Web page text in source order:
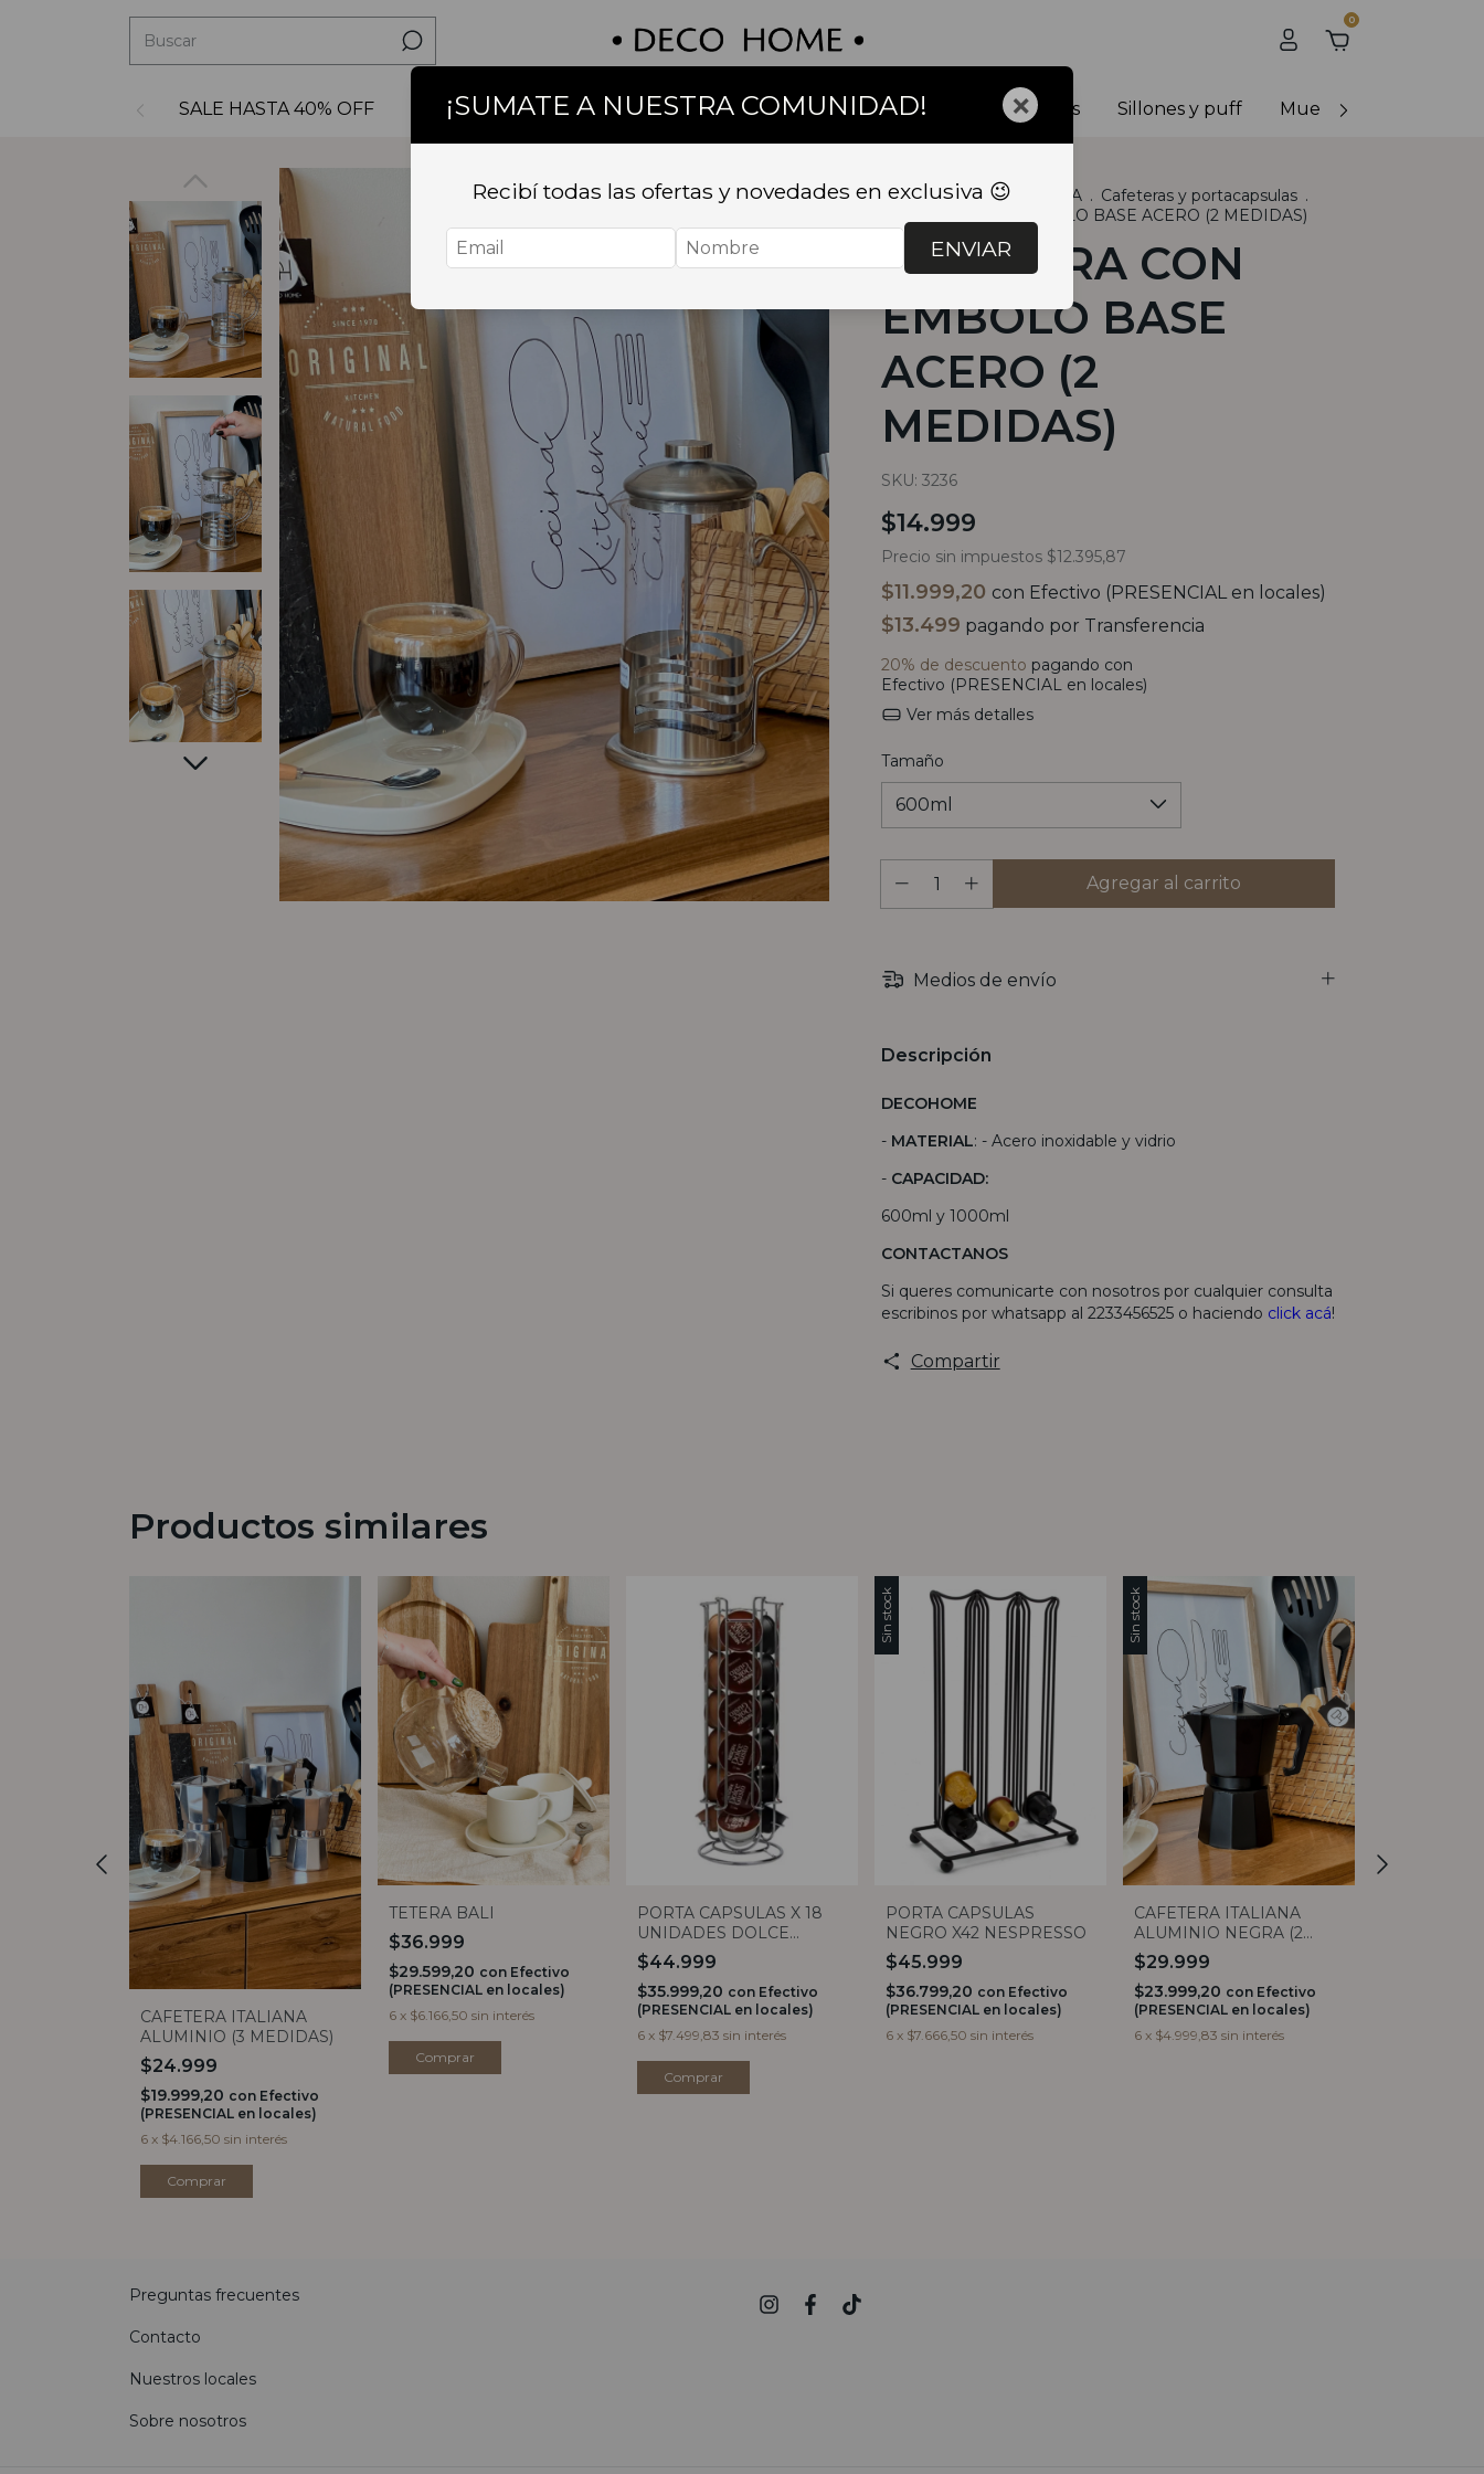
0
SALE HASTA 40% OFF Decoracion Textil Bazar Baño Muebles Sillas y banquetas Sillones y puff Muebles de exterior
Inicio . BAZAR . COCINA . Cafeteras y portacapsulas .
CAFETERA CON EMBOLO BASE ACERO (2 MEDIDAS)
CAFETERA CON
EMBOLO BASE
ACERO (2
MEDIDAS)
SKU: 3236
$14.999
Precio sin impuestos $12.395,87
$11.999,20 con Efectivo (PRESENCIAL en locales)
$13.499 pagando por Transferencia
20% de descuento pagando con
Efectivo (PRESENCIAL en locales)
Ver más detalles
Tamaño
Medios de envío
Descripción
DECOHOME
- MATERIAL: - Acero inoxidable y vidrio
- CAPACIDAD:
600ml y 1000ml
CONTACTANOS
Si queres comunicarte con nosotros por cualquier consulta
escribinos por whatsapp al 2233456525 o haciendo click acá!
Compartir
Productos similares
CAFETERA ITALIANA
ALUMINIO (3 MEDIDAS)
$24.999
$19.999,20 con Efectivo
(PRESENCIAL en locales)
6 x $4.166,50 sin interés
Comprar
TETERA BALI
$36.999
$29.599,20 con Efectivo
(PRESENCIAL en locales)
6 x $6.166,50 sin interés
PORTA CAPSULAS X 18
UNIDADES DOLCE
GUSTO
$44.999
$35.999,20 con Efectivo
(PRESENCIAL en locales)
6 x $7.499,83 sin interés
Sin stock
PORTA CAPSULAS
NEGRO X42 NESPRESSO
$45.999
$36.799,20 con Efectivo
(PRESENCIAL en locales)
6 x $7.666,50 sin interés
Sin stock
CAFETERA ITALIANA
ALUMINIO NEGRA (2
MEDIDAS)
$29.999
$23.999,20 con Efectivo
(PRESENCIAL en locales)
6 x $4.999,83 sin interés
Preguntas frecuentes
Contacto
Nuestros locales
Sobre nosotros
¡SUMATE A NUESTRA COMUNIDAD! ×
Recibí todas las ofertas y novedades en exclusiva 😉
ENVIAR